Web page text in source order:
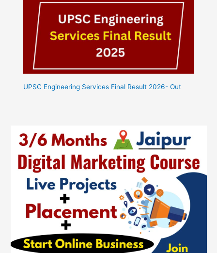
UPSC Engineering Services Final Result 2026- Out